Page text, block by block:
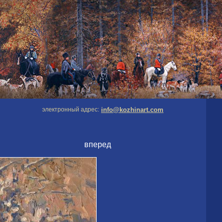
электронный адрес: info@kozhinart.com
вперед